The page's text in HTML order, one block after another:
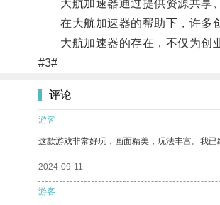
大航加速器通过提供资源共享、
在大航加速器的帮助下，许多创
大航加速器的存在，不仅为创业
#3#
评论
游客
这款游戏非常好玩，画面精美，玩法丰富。我已
2024-09-11
游客